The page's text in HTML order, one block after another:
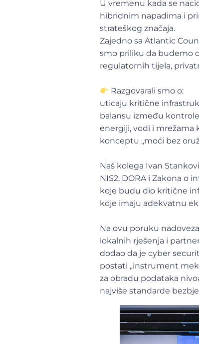
U vremenu kada se
hibridnim napadima i
strateškog značaja.
Zajedno sa Atlantic
smo priliku da budemo
regulatornih tijela,
Razgovarali smo o:
uticaju kritične
balansu između
energiji, vodi i mrežama
konceptu „moći bez
Naš kolega Ivan
NIS2, DORA i Zakona o
koje budu dio kritične
koje imaju adekvatnu
Na ovu poruku
lokalnih rješenja i
dodao da je cyber
postati „instrument
za obradu podataka
najviše standarde